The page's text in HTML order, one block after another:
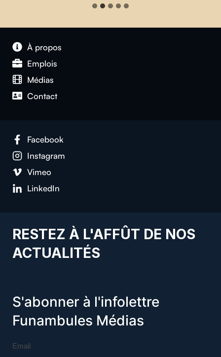
À propos
Emplois
Médias
Contact
Facebook
Instagram
Vimeo
LinkedIn
RESTEZ À L'AFFÛT DE NOS
ACTUALITÉS
S'abonner à l'infolettre
Funambules Médias
Email